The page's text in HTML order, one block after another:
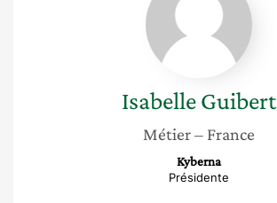
IsabelleGuibert
Métier– France
Kyberna
Présidente